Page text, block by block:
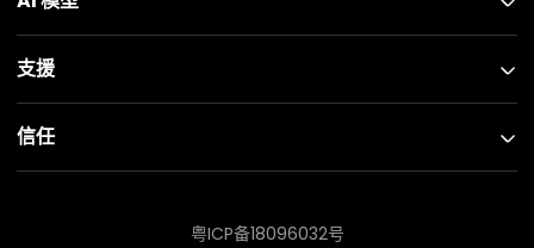
支援
信任
粤ICP备18096032号